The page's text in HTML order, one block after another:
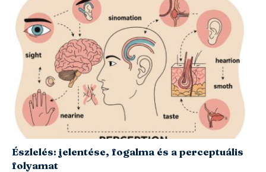
Észlelés: jelentése, fogalma és a perceptuális
folyamat